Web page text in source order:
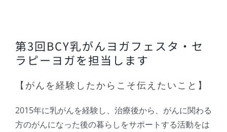
第3回BCY乳がんヨガフェスタ・セ
ラピーヨガを担当します
【がんを経験したからこそ伝えたいこと】
2015年に乳がんを経験し、治療後から、がんに関わる
方のがんになった後の暮らしをサポートする活動をは